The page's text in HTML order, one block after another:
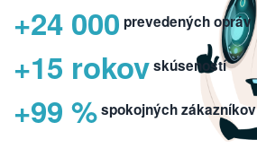
+24 000 prevedených opráv
+15 rokovskúseností
+99 %spokojných zákazníkov